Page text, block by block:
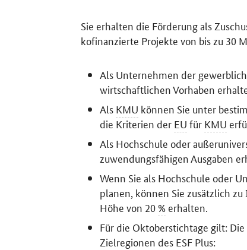
Sie erhalten die Förderung als
kofinanzierte Projekte von bis zu 30
Als Unternehmen der
wirtschaftlichen Vorhaben
Als KMU können Sie unter
die Kriterien der EU für KMU
Als Hochschule oder
zuwendungsfähigen Ausgaben
Wenn Sie als Hochschule oder
planen, können Sie zusätzlich
Höhe von 20 % erhalten.
Für die Oktoberstichtage gilt:
Zielregionen des ESF Plus: